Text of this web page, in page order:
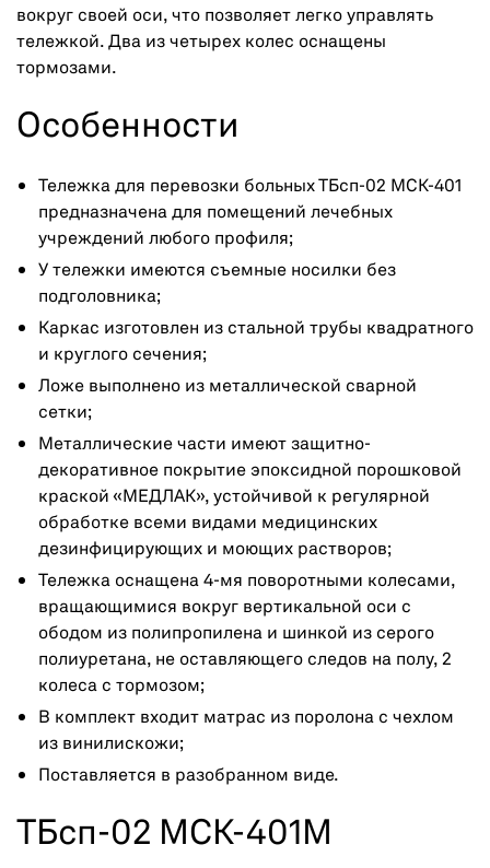
вокруг своей оси, что позволяет легко управлять
тележкой. Два из четырех колес оснащены
тормозами.
Особенности
Тележка для перевозки больных ТБсп-02 МСК-401
предназначена для помещений лечебных
учреждений любого профиля;
У тележки имеются съемные носилки без
подголовника;
Каркас изготовлен из стальной трубы квадратного
и круглого сечения;
Ложе выполнено из металлической сварной
сетки;
Металлические части имеют защитно-
декоративное покрытие эпоксидной порошковой
краской «МЕДЛАК», устойчивой к регулярной
обработке всеми видами медицинских
дезинфицирующих и моющих растворов;
Тележка оснащена 4-мя поворотными колесами,
вращающимися вокруг вертикальной оси с
ободом из полипропилена и шинкой из серого
полиуретана, не оставляющего следов на полу, 2
колеса с тормозом;
В комплект входит матрас из поролона с чехлом
из винилискожи;
Поставляется в разобранном виде.
ТБсп-02 МСК-401М